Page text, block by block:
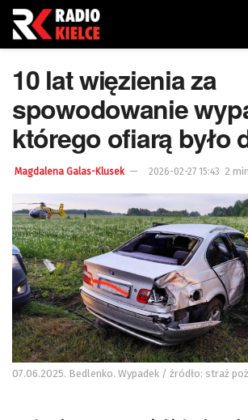
10 lat więzienia za
spowodowanie
którego ofiarą było
Magdalena Galas-Klusek 2026-02-27 15:43 2
07.06.2025. Bedlenko. Wypadek / źródło: straż